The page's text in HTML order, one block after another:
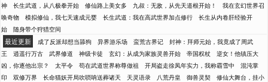
神
长生武道，从八极拳开始 修仙路上美女多 九叔：无敌，从先天道根开始！
我在玄幻世界召
唤奇物
模拟修仙，我七天速成元婴 长生武道：我在高武世界加点修行
长生从内卷肝经验开
始
随身带个狩猎空间
最近更新 成了反派却想当舔狗 异界游乐场 蛮荒古界记
封神：拜师元始，我竟成了周武
王
逍遥行万古 武界修道 神级卡徒 玄幻：从成为家族灵兽开始 帝国权杖
逆女！他镇压大
凶，你逐他出宗？
太平令 苟在武道世界称尊做祖 开局盗走徐凤年实力，我称霸雪中
混沌掌
印
双修万界 长命猫妖开局吹唢呐送葬诸天 天灵语录 八荒丹皇 御兽灵契
修仙大舞台，挂小